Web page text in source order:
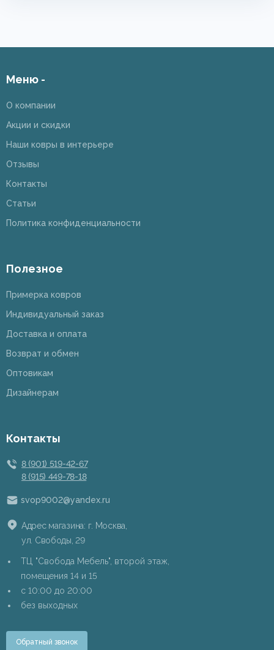
Меню -
О компании
Акции и скидки
Наши ковры в интерьере
Отзывы
Контакты
Статьи
Политика конфиденциальности
Полезное
Примерка ковров
Индивидуальный заказ
Доставка и оплата
Возврат и обмен
Оптовикам
Дизайнерам
Контакты
8 (901) 519-42-67
8 (915) 449-78-18
svop9002@yandex.ru
Адрес магазина: г. Москва,
ул. Свободы, 29
ТЦ "Свобода Мебель", второй этаж,
помещения 14 и 15
c 10:00 до 20:00
без выходных
Обратный звонок